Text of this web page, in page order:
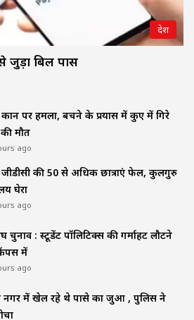
देश
जुड़ा बिल पास
पर हमला, बचने के प्रयास में कुए में गिरे
मौत
ago
जीडीसी की 50 से अधिक छात्राएं फेल, कुलगुरु
घेरा
ago
चुनाव : स्टूडेंट पॉलिटिक्स की गर्माहट लौटने
में
ago
में खेल रहे थे पासे का जुआ , पुलिस ने